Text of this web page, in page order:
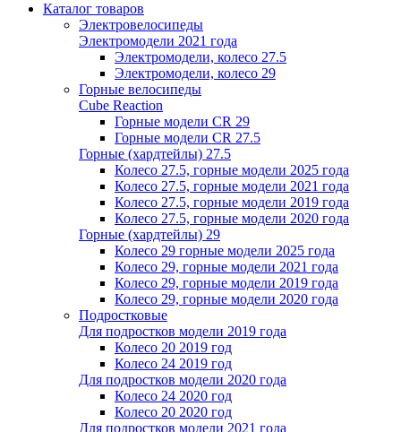
Каталог товаров
Электровелосипеды
Электромодели 2021 года
Электромодели, колесо 27.5
Электромодели, колесо 29
Горные велосипеды
Cube Reaction
Горные модели CR 29
Горные модели CR 27.5
Горные (хардтейлы) 27.5
Колесо 27.5, горные модели 2025 года
Колесо 27.5, горные модели 2021 года
Колесо 27.5, горные модели 2019 года
Колесо 27.5, горные модели 2020 года
Горные (хардтейлы) 29
Колесо 29 горные модели 2025 года
Колесо 29, горные модели 2021 года
Колесо 29, горные модели 2019 года
Колесо 29, горные модели 2020 года
Подростковые
Для подростков модели 2019 года
Колесо 20 2019 год
Колесо 24 2019 год
Для подростков модели 2020 года
Колесо 24 2020 год
Колесо 20 2020 год
Для подростков модели 2021 года